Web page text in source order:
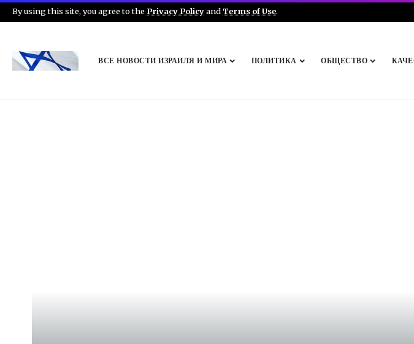
By using this site, you agree to the Privacy Policyand Terms of Use.
ВСЕ НОВОСТИ ИЗРАИЛЯ И МИРА ПОЛИТИКА ОБЩЕСТВО